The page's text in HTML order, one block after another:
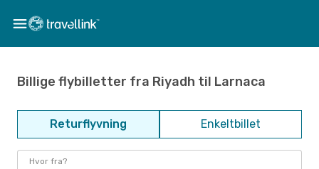
Billige flybilletter fra Riyadh til Larnaca
Returflyvning Enkeltbillet
Hvor fra?